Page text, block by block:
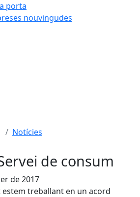
porta
nouvingudes
Notícies
de consum
de 2017
treballant en un acord